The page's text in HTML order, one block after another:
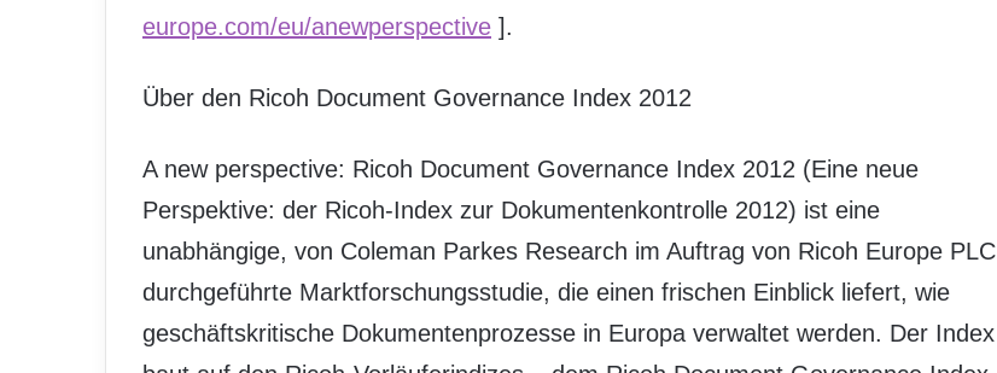
europe.com/eu/anewperspective ].
Über den Ricoh Document Governance Index 2012
A new perspective: Ricoh Document Governance Index 2012 (Eine neue
Perspektive: der Ricoh-Index zur Dokumentenkontrolle 2012) ist eine
unabhängige, von Coleman Parkes Research im Auftrag von Ricoh Europe PLC
durchgeführte Marktforschungsstudie, die einen frischen Einblick liefert, wie
geschäftskritische Dokumentenprozesse in Europa verwaltet werden. Der Index